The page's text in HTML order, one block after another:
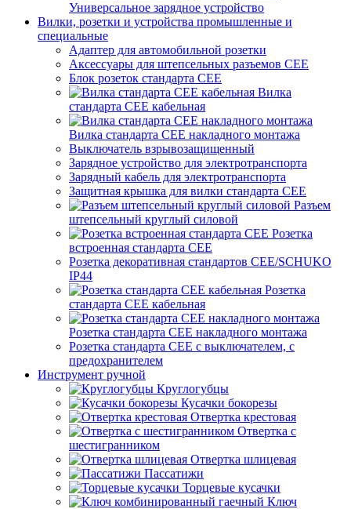
Универсальное зарядное устройство
Вилки, розетки и устройства промышленные и
специальные
Адаптер для автомобильной розетки
Аксессуары для штепсельных разъемов CEE
Блок розеток стандарта CEE
Вилка
стандарта CEE кабельная
Вилка стандарта CEE накладного монтажа
Выключатель взрывозащищенный
Зарядное устройство для электротранспорта
Зарядный кабель для электротранспорта
Защитная крышка для вилки стандарта CEE
Разъем
штепсельный круглый силовой
Розетка
встроенная стандарта CEE
Розетка декоративная стандартов CEE/SCHUKO
IP44
Розетка
стандарта СЕЕ кабельная
Розетка стандарта СЕЕ накладного монтажа
Розетка стандарта СЕЕ с выключателем, с
предохранителем
Инструмент ручной
Круглогубцы
Кусачки бокорезы
Отвертка крестовая
Отвертка с
шестигранником
Отвертка шлицевая
Пассатижи
Торцевые кусачки
Ключ